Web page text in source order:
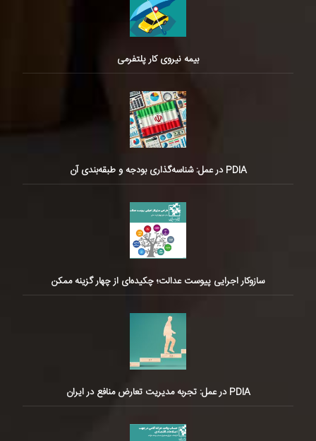
بیمه نیروی کار پلتفرمی
PDIA در عمل: شناسه‌گذاری بودجه و طبقه‌بندی آن
سازوکار اجرایی پیوست عدالت؛ چکیده‌ای از چهار گزینه ممکن
PDIA در عمل: تجربه مدیریت تعارض منافع در ایران